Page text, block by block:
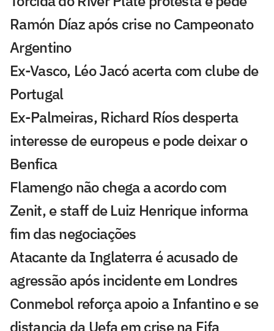
Ramón Díaz após crise no Campeonato
Argentino
Ex-Vasco, Léo Jacó acerta com clube de
Portugal
Ex-Palmeiras, Richard Ríos desperta
interesse de europeus e pode deixar o
Benfica
Flamengo não chega a acordo com
Zenit, e staff de Luiz Henrique informa
fim das negociações
Atacante da Inglaterra é acusado de
agressão após incidente em Londres
Conmebol reforça apoio a Infantino e se
distancia da Uefa em crise na Fifa